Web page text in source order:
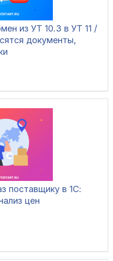
из УТ 10.3 в УТ 11 /
документы,
поставщику в 1С:
цен